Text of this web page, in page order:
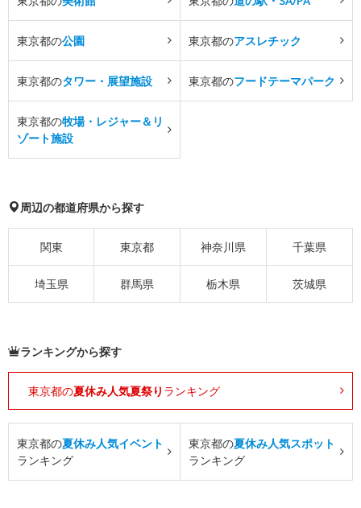
東京都の公園 東京都のアスレチック
東京都のタワー・展望施設 東京都のフードテーマパーク
東京都の牧場・レジャー＆リ
ゾート施設
周辺の都道府県から探す
関東 東京都 神奈川県 千葉県
埼玉県 群馬県 栃木県 茨城県
ランキングから探す
東京都の夏休み人気夏祭り ランキング
東京都の夏休み人気イベント
ランキング
東京都の夏休み人気スポット
ランキング